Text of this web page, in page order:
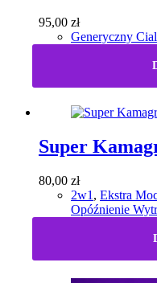
95,00 zł
Generyczny
Super
80,00 zł
2w1 , Ekstra
Opóźnienie